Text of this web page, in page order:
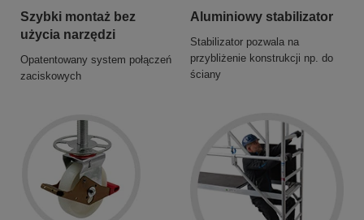
Szybki montaż bez
użycia narzędzi
Opatentowany system połączeń
zaciskowych
Aluminiowy stabilizator
Stabilizator pozwala na
przybliżenie konstrukcji np. do
ściany